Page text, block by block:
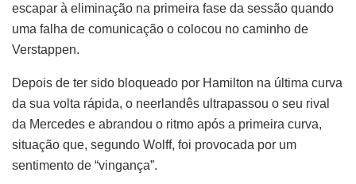
escapar à eliminação na primeira fase da sessão quando
uma falha de comunicação o colocou no caminho de
Verstappen.
Depois de ter sido bloqueado por Hamilton na última curva
da sua volta rápida, o neerlandês ultrapassou o seu rival
da Mercedes e abrandou o ritmo após a primeira curva,
situação que, segundo Wolff, foi provocada por um
sentimento de “vingança”.